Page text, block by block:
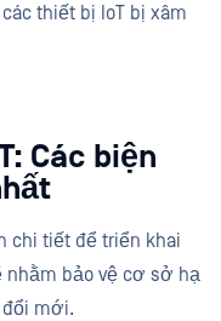
thiết bị IoT bị xâm
Các biện
chi tiết để triển khai
nhằm bảo vệ cơ sở hạ
mới.